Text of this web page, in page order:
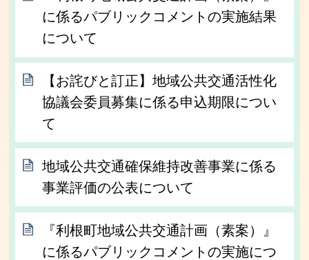
に係るパブリックコメントの実施結果
について
【お詫びと訂正】地域公共交通活性化
協議会委員募集に係る申込期限につい
て
地域公共交通確保維持改善事業に係る
事業評価の公表について
『利根町地域公共交通計画（素案）』
に係るパブリックコメントの実施につ